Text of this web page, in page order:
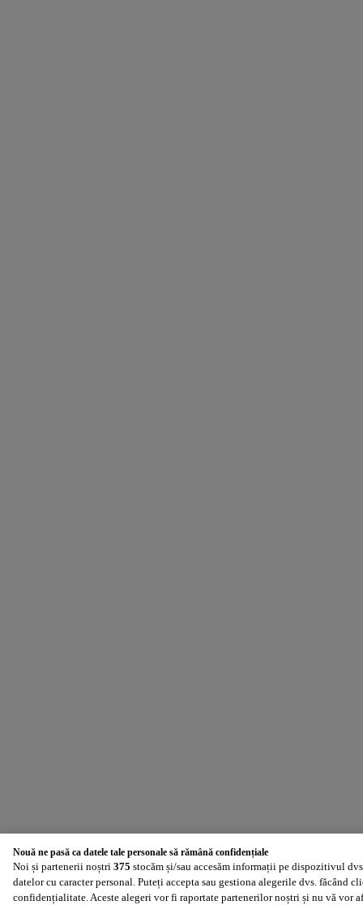
Nouă ne pasă ca datele tale personale să rămână confidențiale
Noi și partenerii noștri 375 stocăm și/sau accesăm informații pe dispozitivul
datelor cu caracter personal. Puteți accepta sau gestiona alegerile dvs. făcând
confidențialitate. Aceste alegeri vor fi raportate partenerilor noștri și nu vă vor